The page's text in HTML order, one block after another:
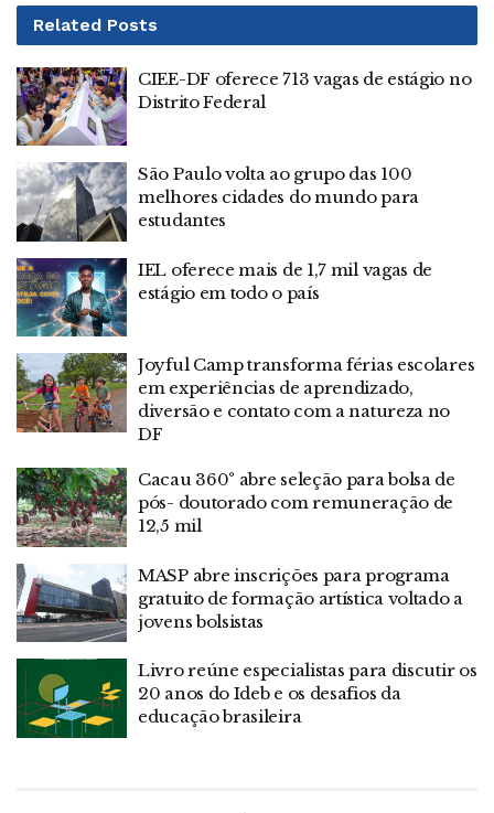
Related Posts
CIEE-DF oferece 713 vagas de estágio no
Distrito Federal
São Paulo volta ao grupo das 100
melhores cidades do mundo para
estudantes
IEL oferece mais de 1,7 mil vagas de
estágio em todo o país
Joyful Camp transforma férias escolares
em experiências de aprendizado,
diversão e contato com a natureza no
DF
Cacau 360° abre seleção para bolsa de
pós- doutorado com remuneração de
12,5 mil
MASP abre inscrições para programa
gratuito de formação artística voltado a
jovens bolsistas
Livro reúne especialistas para discutir os
20 anos do Ideb e os desafios da
educação brasileira